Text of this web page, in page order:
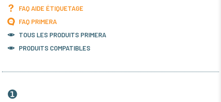
FAQ AIDE ÉTIQUETAGE
FAQ PRIMERA
TOUS LES PRODUITS PRIMERA
PRODUITS COMPATIBLES
❶